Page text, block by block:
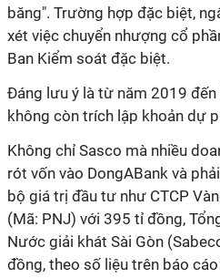
băng". Trường hợp đặc biệt,
xét việc chuyển nhượng cổ
Ban Kiểm soát đặc biệt.
Đáng lưu ý là từ năm 2019
không còn trích lập khoản dự
Không chỉ Sasco mà nhiều
rót vốn vào DongABank và
bộ giá trị đầu tư như CTCP
(Mã: PNJ) với 395 tỉ đồng,
Nước giải khát Sài Gòn
đồng, theo số liệu trên báo